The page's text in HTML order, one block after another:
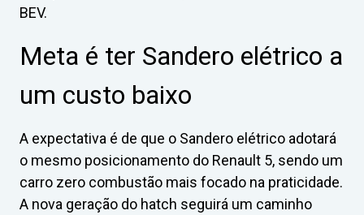
BEV.
Meta é ter Sandero elétrico a
um custo baixo
A expectativa é de que o Sandero elétrico adotará
o mesmo posicionamento do Renault 5, sendo um
carro zero combustão mais focado na praticidade.
A nova geração do hatch seguirá um caminho